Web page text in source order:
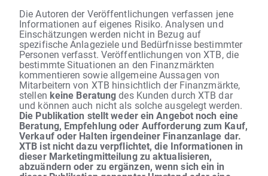
Die Autoren der Veröffentlichungen verfassen jene
Informationen auf eigenes Risiko. Analysen und
Einschätzungen werden nicht in Bezug auf
spezifische Anlageziele und Bedürfnisse bestimmter
Personen verfasst. Veröffentlichungen von XTB, die
bestimmte Situationen an den Finanzmärkten
kommentieren sowie allgemeine Aussagen von
Mitarbeitern von XTB hinsichtlich der Finanzmärkte,
stellen keine Beratungdes Kunden durch XTB dar
und können auch nicht als solche ausgelegt werden.
Die Publikation stellt weder ein Angebot noch eine
Beratung, Empfehlung oder Aufforderung zum Kauf,
Verkauf oder Halten irgendeiner Finanzanlage dar.
XTB ist nicht dazu verpflichtet, die Informationen in
dieser Marketingmitteilung zu aktualisieren,
abzuändern oder zu ergänzen, wenn sich ein in